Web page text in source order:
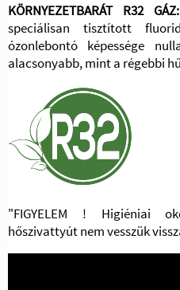
KÖRNYEZETBARÁT R32 GÁZ:
speciálisan tisztított
ózonlebontó képessége
alacsonyabb, mint a régebbi
"FIGYELEM ! Higiéniai
hőszivattyút nem vesszük